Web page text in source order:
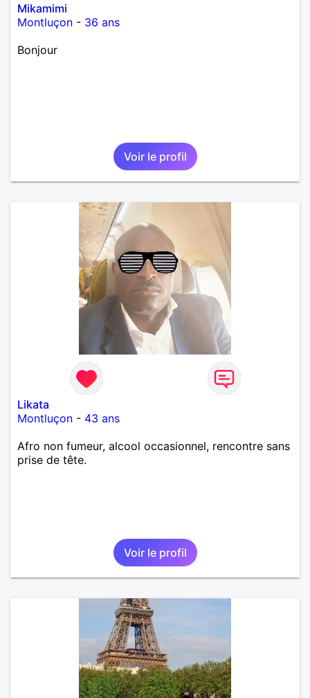
Mikamimi
Montluçon - 36 ans
Bonjour
Voir le profil
Likata
Montluçon - 43 ans
Afro non fumeur, alcool occasionnel, rencontre sans
prise de tête.
Voir le profil